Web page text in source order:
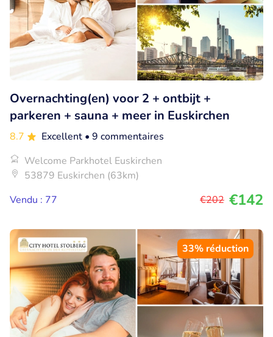
Overnachting(en) voor 2 + ontbijt +
parkeren + sauna + meer in Euskirchen
8.7 Excellent • 9 commentaires
Welcome Parkhotel Euskirchen
53879 Euskirchen (63km)
Vendu : 77
€202 €142
33% réduction